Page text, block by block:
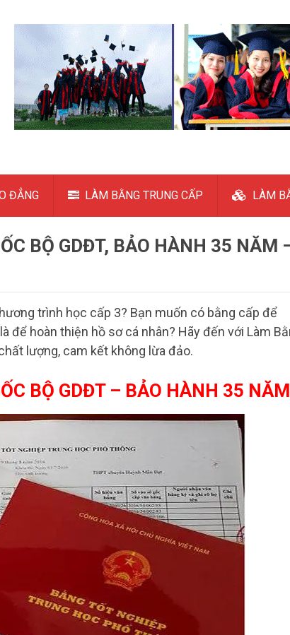
ĐẲNG LÀM BẰNG TRUNG CẤP LÀM
BỘ GDĐT, BẢO HÀNH 35 NĂM
trình học cấp 3? Bạn muốn có bằng cấp để
để hoàn thiện hồ sơ cá nhân? Hãy đến với Làm
lượng, cam kết không lừa đảo.
BỘ GDĐT – BẢO HÀNH 35 NĂM